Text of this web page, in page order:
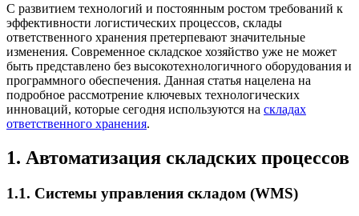
С развитием технологий и постоянным ростом требований к
эффективности логистических процессов, склады
ответственного хранения претерпевают значительные
изменения. Современное складское хозяйство уже не может
быть представлено без высокотехнологичного оборудования и
программного обеспечения. Данная статья нацелена на
подробное рассмотрение ключевых технологических
инноваций, которые сегодня используются на складах
ответственного хранения.
1. Автоматизация складских процессов
1.1. Системы управления складом (WMS)